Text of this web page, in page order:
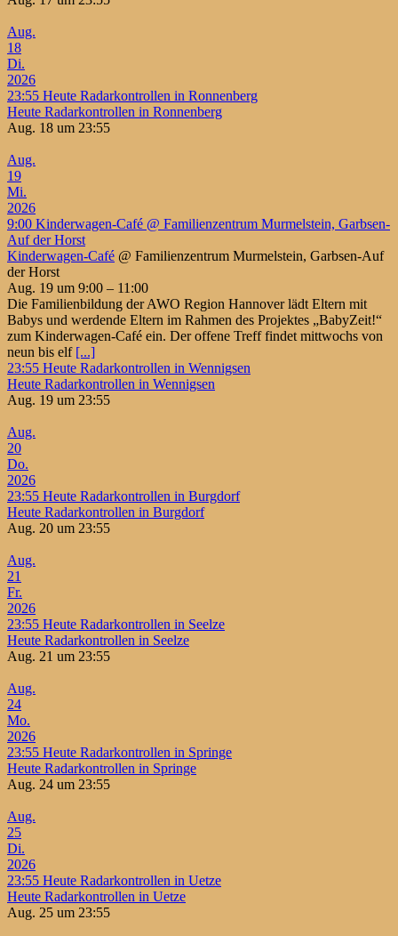
Aug.
18
Di.
2026
23:55 Heute Radarkontrollen in Ronnenberg
Heute Radarkontrollen in Ronnenberg
Aug. 18 um 23:55
Aug.
19
Mi.
2026
9:00 Kinderwagen-Café @ Familienzentrum Murmelstein, Garbsen-
Auf der Horst
Kinderwagen-Café @ Familienzentrum Murmelstein, Garbsen-Auf
der Horst
Aug. 19 um 9:00 – 11:00
Die Familienbildung der AWO Region Hannover lädt Eltern mit
Babys und werdende Eltern im Rahmen des Projektes „BabyZeit!“
zum Kinderwagen-Café ein. Der offene Treff findet mittwochs von
neun bis elf [...]
23:55 Heute Radarkontrollen in Wennigsen
Heute Radarkontrollen in Wennigsen
Aug. 19 um 23:55
Aug.
20
Do.
2026
23:55 Heute Radarkontrollen in Burgdorf
Heute Radarkontrollen in Burgdorf
Aug. 20 um 23:55
Aug.
21
Fr.
2026
23:55 Heute Radarkontrollen in Seelze
Heute Radarkontrollen in Seelze
Aug. 21 um 23:55
Aug.
24
Mo.
2026
23:55 Heute Radarkontrollen in Springe
Heute Radarkontrollen in Springe
Aug. 24 um 23:55
Aug.
25
Di.
2026
23:55 Heute Radarkontrollen in Uetze
Heute Radarkontrollen in Uetze
Aug. 25 um 23:55